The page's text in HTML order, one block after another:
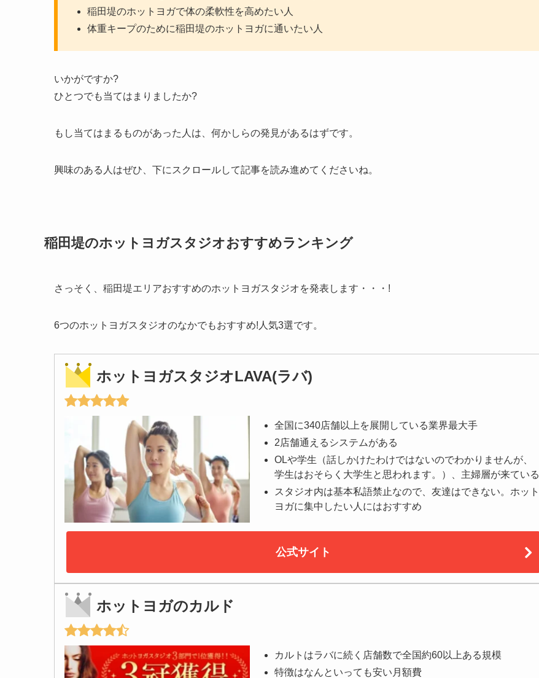
稲田堤のホットヨガで体の柔軟性を高めたい人
体重キープのために稲田堤のホットヨガに通いたい人
いかがですか?
ひとつでも当てはまりましたか?
もし当てはまるものがあった人は、何かしらの発見があるはずです。
興味のある人はぜひ、下にスクロールして記事を読み進めてくださいね。
稲田堤のホットヨガスタジオおすすめランキング
さっそく、稲田堤エリアおすすめのホットヨガスタジオを発表します・・・!
6つのホットヨガスタジオのなかでもおすすめ!人気3選です。
ホットヨガスタジオLAVA(ラバ)
全国に340店舗以上を展開している業界最大手
2店舗通えるシステムがある
OLや学生（話しかけたわけではないのでわかりませんが、
学生はおそらく大学生と思われます。）、主婦層が来ている
スタジオ内は基本私語禁止なので、友達はできない。ホット
ヨガに集中したい人にはおすすめ
公式サイト
ホットヨガのカルド
カルトはラバに続く店舗数で全国約60以上ある規模
特徴はなんといっても安い月額費